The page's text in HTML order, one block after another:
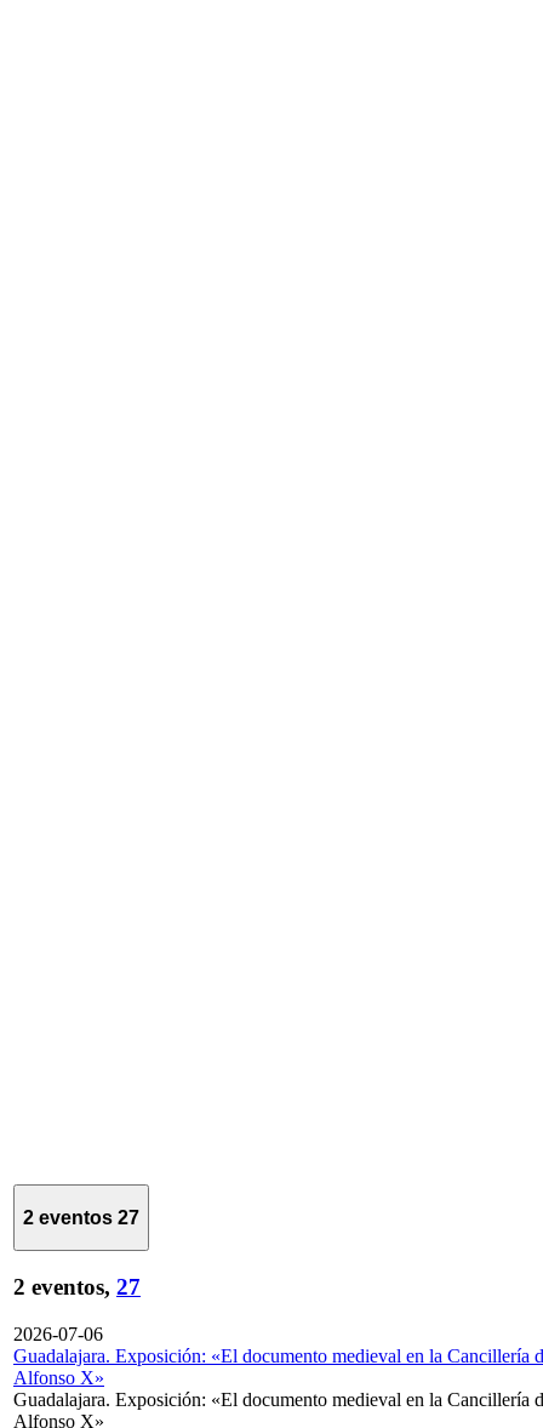
2 eventos 27
2 eventos, 27
2026-07-06
Guadalajara. Exposición: «El documento medieval en la Cancillería
Alfonso X»
Guadalajara. Exposición: «El documento medieval en la Cancillería
Alfonso X»